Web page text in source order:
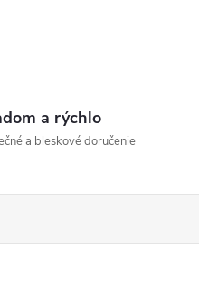
a rýchlo
a bleskové doručenie